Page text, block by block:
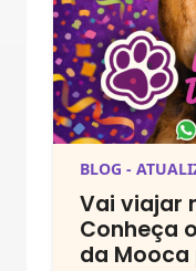
BLOG -
Vai viajar
Conheça
da